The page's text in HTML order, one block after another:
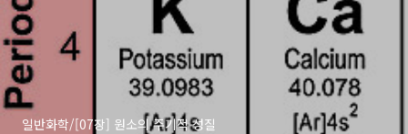
일반화학/[07장] 원소의 주기적 성질